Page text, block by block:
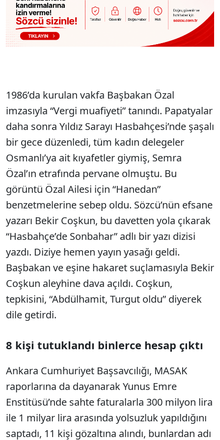
1986’da kurulan vakfa Başbakan Özal
imzasıyla “Vergi muafiyeti” tanındı. Papatyalar
daha sonra Yıldız Sarayı Hasbahçesi’nde şaşalı
bir gece düzenledi, tüm kadın delegeler
Osmanlı’ya ait kıyafetler giymiş, Semra
Özal’ın etrafında pervane olmuştu. Bu
görüntü Özal Ailesi için “Hanedan”
benzetmelerine sebep oldu. Sözcü’nün efsane
yazarı Bekir Coşkun, bu davetten yola çıkarak
“Hasbahçe’de Sonbahar” adlı bir yazı dizisi
yazdı. Diziye hemen yayın yasağı geldi.
Başbakan ve eşine hakaret suçlamasıyla Bekir
Coşkun aleyhine dava açıldı. Coşkun,
tepkisini, “Abdülhamit, Turgut oldu” diyerek
dile getirdi.
8 kişi tutuklandı binlerce hesap çıktı
Ankara Cumhuriyet Başsavcılığı, MASAK
raporlarına da dayanarak Yunus Emre
Enstitüsü’nde sahte faturalarla 300 milyon lira
ile 1 milyar lira arasında yolsuzluk yapıldığını
saptadı, 11 kişi gözaltına alındı, bunlardan adı